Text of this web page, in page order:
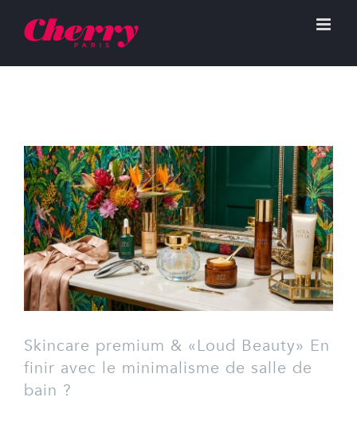
Skincare premium & «Loud Beauty» En
finir avec le minimalisme de salle de
bain ?